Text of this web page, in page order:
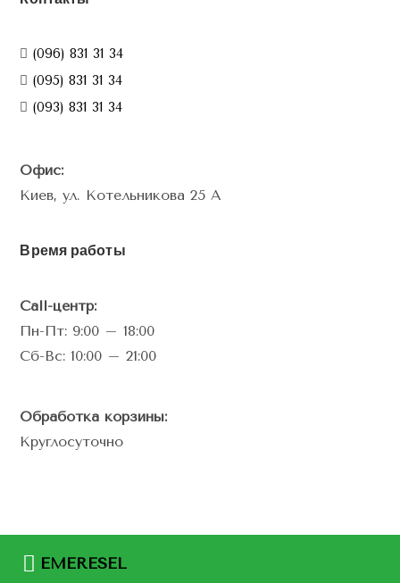
(096) 831 31 34
(095) 831 31 34
(093) 831 31 34
Офис:
Киев, ул. Котельникова 25 А
Время работы
Call-центр:
Пн-Пт: 9:00 – 18:00
Сб-Вс: 10:00 – 21:00
Обработка корзины:
Круглосуточно
EMERESEL